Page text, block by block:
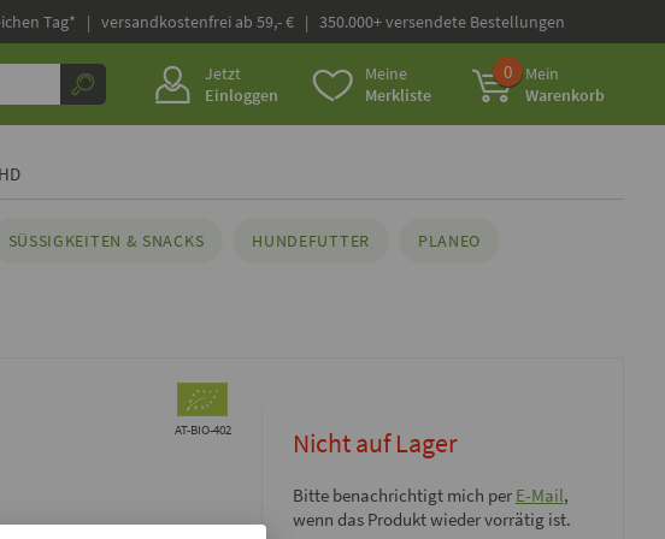
Tag* | versandkostenfrei ab 59,- € | 350.000+ versendete Bestellungen
Jetzt
Einloggen
Meine
Merkliste
0
Mein
Warenkorb
SÜSSIGKEITEN & SNACKS HUNDEFUTTER PLANEO
AT-BIO-402 Nicht auf Lager
Bitte benachrichtigt mich per E-Mail,
wenn das Produkt wieder vorrätig ist.